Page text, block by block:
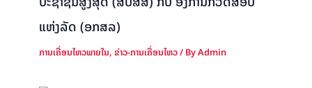
ແຫ່ງລັດ (ອກສລ)
ການເຄື່ອນໄຫວພາຍໃນ,ຂ່າວ-ການເຄື່ອນໄຫວ/ ByAdmin